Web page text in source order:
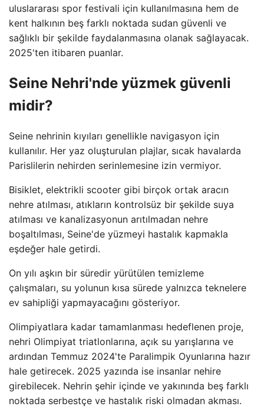
uluslararası spor festivali için kullanılmasına hem de
kent halkının beş farklı noktada sudan güvenli ve
sağlıklı bir şekilde faydalanmasına olanak sağlayacak.
2025'ten itibaren puanlar.
Seine Nehri'nde yüzmek güvenli
midir?
Seine nehrinin kıyıları genellikle navigasyon için
kullanılır. Her yaz oluşturulan plajlar, sıcak havalarda
Parislilerin nehirden serinlemesine izin vermiyor.
Bisiklet, elektrikli scooter gibi birçok ortak aracın
nehre atılması, atıkların kontrolsüz bir şekilde suya
atılması ve kanalizasyonun arıtılmadan nehre
boşaltılması, Seine'de yüzmeyi hastalık kapmakla
eşdeğer hale getirdi.
On yılı aşkın bir süredir yürütülen temizleme
çalışmaları, su yolunun kısa sürede yalnızca teknelere
ev sahipliği yapmayacağını gösteriyor.
Olimpiyatlara kadar tamamlanması hedeflenen proje,
nehri Olimpiyat triatlonlarına, açık su yarışlarına ve
ardından Temmuz 2024'te Paralimpik Oyunlarına hazır
hale getirecek. 2025 yazında ise insanlar nehire
girebilecek. Nehrin şehir içinde ve yakınında beş farklı
noktada serbestçe ve hastalık riski olmadan akması.